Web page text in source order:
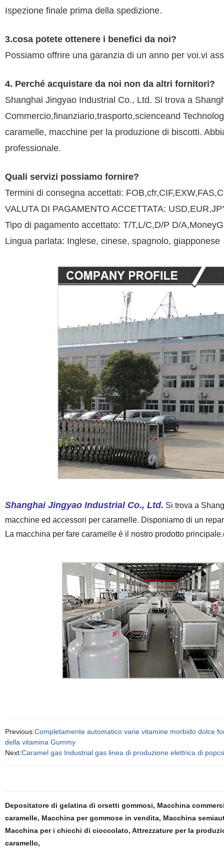
Ispezione finale prima della spedizione.
3.cosa potete ottenere i benefici da noi?
Possiamo offrire una garanzia di un anno per voi.vi
4. Perché acquistare da noi non da altri fornitori?
Shanghai Jingyao Industrial Co., Ltd. Si trova a
Commercio,finanziario,trasporto,scienceand
caramelle, macchine per la produzione di biscotti.
professionale.
Quali servizi possiamo fornire?
Termini di consegna accettati:
VALUTA DI PAGAMENTO ACCETTATA:
Tipo di pagamento accettato: T/T,L/C,D/P D/
Lingua parlata: Inglese, cinese, spagnolo, giapponese
Shanghai Jingyao Industrial Co., Ltd. Si trova a
macchine ed accessori per caramelle. Disponiamo di un
La macchina per fare caramelle è il nostro prodotto
Previous:Completamente automatico varie vitamine morbido dolce
della vitamina Gummy
Next:Caramel gas Industrial gas linea di produzione elettrica di
Depositatore di gelatina di orsetti gommosi, Macchina
caramelle, Macchina per gommose in vendita, Macchina
Macchina per i chicchi di cioccolato, Attrezzature per la
caramello,